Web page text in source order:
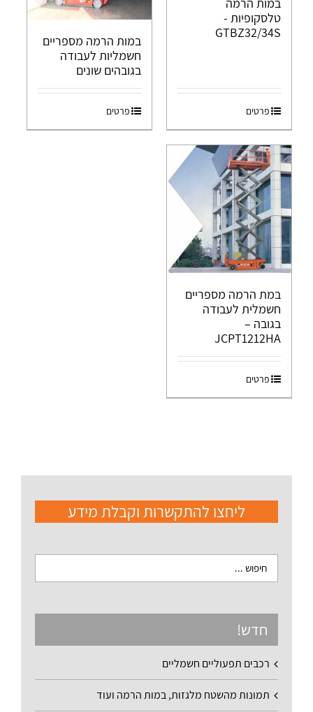
טלסקופיות -
GTBZ32/34S
פרטים
במות הרמה מספריים
חשמליות לעבודה
בגובהים שונים
פרטים
במת הרמה מספריים
חשמלית לעבודה
בגובה –
JCPT1212HA
פרטים
ליחצו להתקשרות וקבלת מידע
חדש!
רכבים תפעוליים חשמליים
תמונות מהשטח מלגזות, במות הרמה ועוד